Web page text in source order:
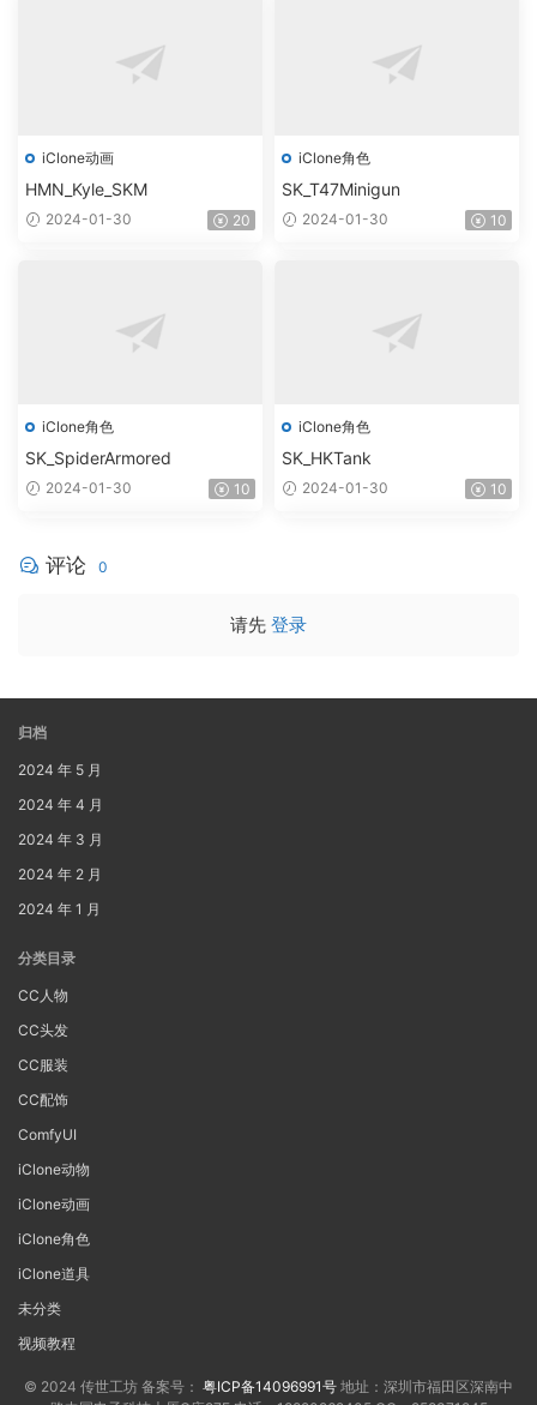
iClone动画
HMN_Kyle_SKM
2024-01-30 20
iClone角色
SK_T47Minigun
2024-01-30 10
iClone角色
SK_SpiderArmored
2024-01-30 10
iClone角色
SK_HKTank
2024-01-30 10
评论 0
请先 登录
归档
2024 年 5 月
2024 年 4 月
2024 年 3 月
2024 年 2 月
2024 年 1 月
分类目录
CC人物
CC头发
CC服装
CC配饰
ComfyUI
iClone动物
iClone动画
iClone角色
iClone道具
未分类
视频教程
© 2024 传世工坊 备案号： 粤ICP备14096991号 地址：深圳市福田区深南中